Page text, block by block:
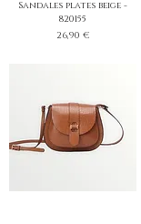
Sandales plates beige -
820155
Prix
26,90 €